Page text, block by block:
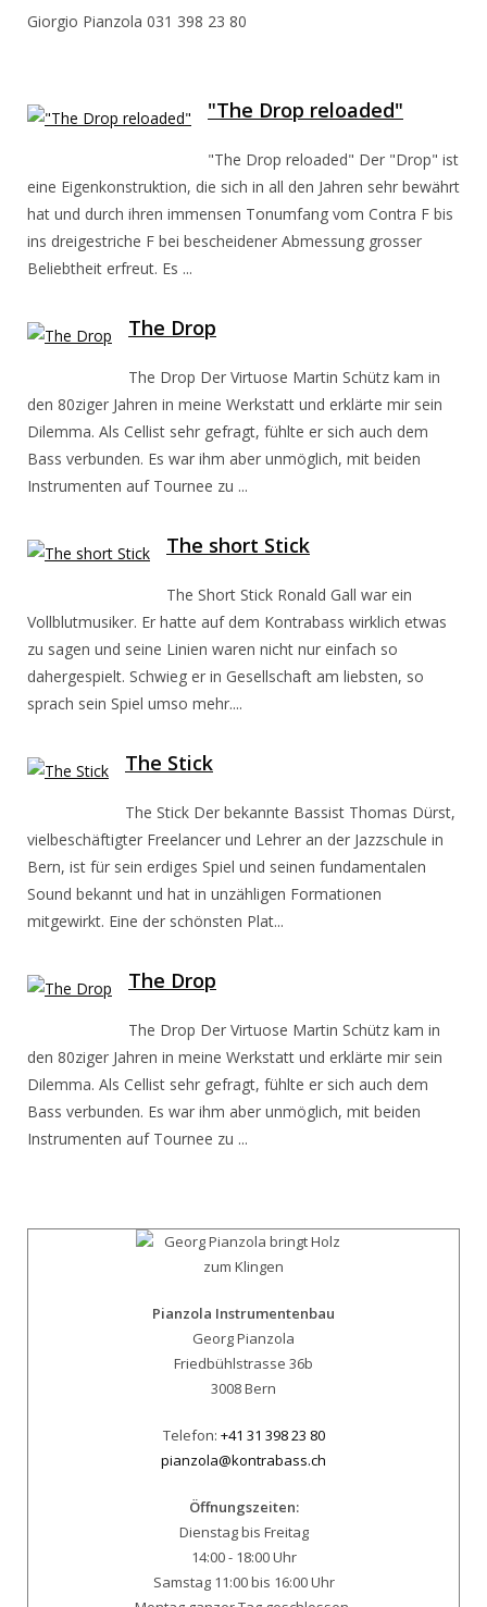
Giorgio Pianzola 031 398 23 80
"The Drop reloaded"
"The Drop reloaded" Der "Drop" ist
eine Eigenkonstruktion, die sich in all den Jahren sehr bewährt
hat und durch ihren immensen Tonumfang vom Contra F bis
ins dreigestriche F bei bescheidener Abmessung grosser
Beliebtheit erfreut. Es ...
The Drop
The Drop Der Virtuose Martin Schütz kam in
den 80ziger Jahren in meine Werkstatt und erklärte mir sein
Dilemma. Als Cellist sehr gefragt, fühlte er sich auch dem
Bass verbunden. Es war ihm aber unmöglich, mit beiden
Instrumenten auf Tournee zu ...
The short Stick
The Short Stick Ronald Gall war ein
Vollblutmusiker. Er hatte auf dem Kontrabass wirklich etwas
zu sagen und seine Linien waren nicht nur einfach so
dahergespielt. Schwieg er in Gesellschaft am liebsten, so
sprach sein Spiel umso mehr....
The Stick
The Stick Der bekannte Bassist Thomas Dürst,
vielbeschäftigter Freelancer und Lehrer an der Jazzschule in
Bern, ist für sein erdiges Spiel und seinen fundamentalen
Sound bekannt und hat in unzähligen Formationen
mitgewirkt. Eine der schönsten Plat...
The Drop
The Drop Der Virtuose Martin Schütz kam in
den 80ziger Jahren in meine Werkstatt und erklärte mir sein
Dilemma. Als Cellist sehr gefragt, fühlte er sich auch dem
Bass verbunden. Es war ihm aber unmöglich, mit beiden
Instrumenten auf Tournee zu ...
Pianzola Instrumentenbau
Georg Pianzola
Friedbühlstrasse 36b
3008 Bern
Telefon: +41 31 398 23 80
pianzola@kontrabass.ch
Öffnungszeiten:
Dienstag bis Freitag
14:00 - 18:00 Uhr
Samstag 11:00 bis 16:00 Uhr